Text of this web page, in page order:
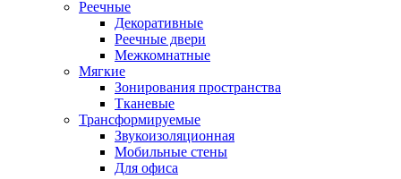
Реечные
Декоративные
Реечные двери
Межкомнатные
Мягкие
Зонирования пространства
Тканевые
Трансформируемые
Звукоизоляционная
Мобильные стены
Для офиса